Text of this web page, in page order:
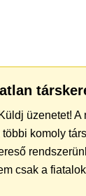
üzenetet!
komoly
csak a